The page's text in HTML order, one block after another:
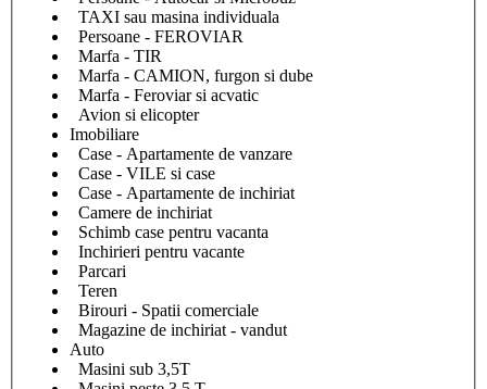
TAXI sau masina individuala
Persoane - FEROVIAR
Marfa - TIR
Marfa - CAMION, furgon si dube
Marfa - Feroviar si acvatic
Avion si elicopter
Imobiliare
Case - Apartamente de vanzare
Case - VILE si case
Case - Apartamente de inchiriat
Camere de inchiriat
Schimb case pentru vacanta
Inchirieri pentru vacante
Parcari
Teren
Birouri - Spatii comerciale
Magazine de inchiriat - vandut
Auto
Masini sub 3,5T